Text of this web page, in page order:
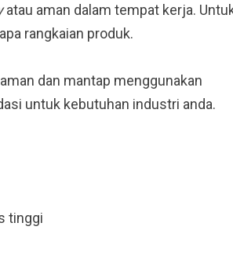
atau aman dalam tempat kerja.
rangkaian produk.
dan mantap menggunakan
untuk kebutuhan industri anda.
tinggi